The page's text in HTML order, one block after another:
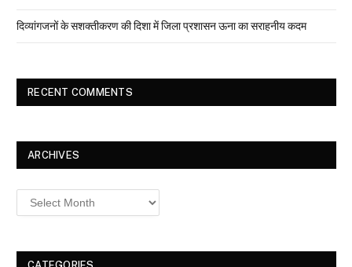
दिव्यांगजनों के सशक्तीकरण की दिशा में जिला प्रशासन ऊना का सराहनीय कदम
RECENT COMMENTS
ARCHIVES
Archives